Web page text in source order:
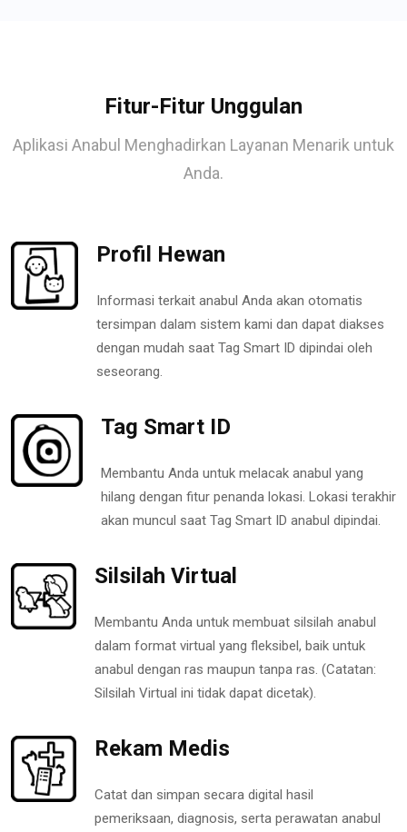
Fitur-Fitur Unggulan
Aplikasi Anabul Menghadirkan Layanan Menarik untuk
Anda.
Profil Hewan
Informasi terkait anabul Anda akan otomatis
tersimpan dalam sistem kami dan dapat diakses
dengan mudah saat Tag Smart ID dipindai oleh
seseorang.
Tag Smart ID
Membantu Anda untuk melacak anabul yang
hilang dengan fitur penanda lokasi. Lokasi terakhir
akan muncul saat Tag Smart ID anabul dipindai.
Silsilah Virtual
Membantu Anda untuk membuat silsilah anabul
dalam format virtual yang fleksibel, baik untuk
anabul dengan ras maupun tanpa ras. (Catatan:
Silsilah Virtual ini tidak dapat dicetak).
Rekam Medis
Catat dan simpan secara digital hasil
pemeriksaan, diagnosis, serta perawatan anabul